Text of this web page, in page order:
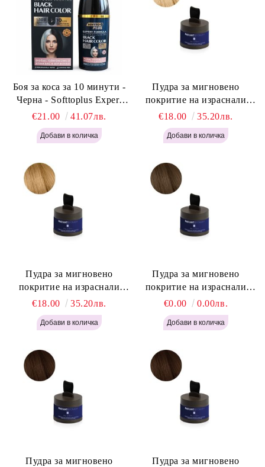
Боя за коса за 10 минути -
Черна - Softtoplus Expert
Woman Black 400мл
€21.00 41.07лв.
Пудра за мигновено
покритие на израснали
корени Светло Русо - Labor
Pro Instant Retouch Powder -
Light Blonde H646
€18.00 35.20лв.
Пудра за мигновено
покритие на израснали
корени Русо - Labor Pro
Instant Retouch Powder -
Blonde H645
€18.00 35.20лв.
Пудра за мигновено
покритие на израснали
корени Светло Кафяво -
Labor Pro Instant Retouch
Powder - Light Brown H644
€0.00 0.00лв.
Пудра за мигновено
Пудра за мигновено